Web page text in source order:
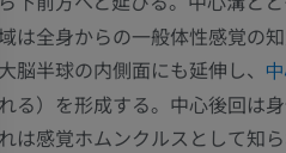
域は全身からの一般体性感覚の
大脳半球の内側面にも延伸し、
れる）を形成する。中心後回は
れは感覚ホムンクルスとして知